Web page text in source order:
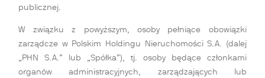
publicznej.
W związku z powyższym, osoby pełniące obowiązki
zarządcze w Polskim Holdingu Nieruchomości S.A. (dalej
„PHN S.A.” lub „Spółka”), tj. osoby będące członkami
organów administracyjnych, zarządzających lub